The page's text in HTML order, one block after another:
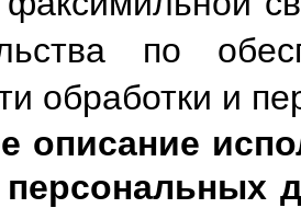
по
обработки и
описание
персональных